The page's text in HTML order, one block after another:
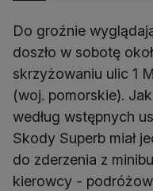
Do groźnie
doszło w sobotę
skrzyżowaniu ulic 1
(woj. pomorskie).
według wstępnych
Skody Superb miał
do zderzenia z
kierowcy -